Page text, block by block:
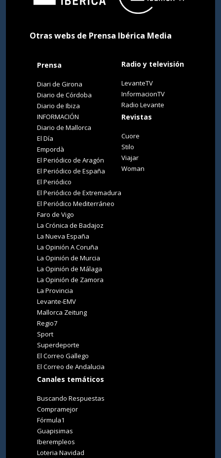
Otras webs de Prensa Ibérica Media
Prensa
Diari de Girona
Diario de Córdoba
Diario de Ibiza
INFORMACIÓN
Diario de Mallorca
El Día
Empordà
El Periódico de Aragón
El Periódico de España
El Periódico
El Periódico de Extremadura
El Periódico Mediterráneo
Faro de Vigo
La Crónica de Badajoz
La Nueva España
La Opinión A Coruña
La Opinión de Murcia
La Opinión de Málaga
La Opinión de Zamora
La Provincia
Levante-EMV
Mallorca Zeitung
Regio7
Sport
Superdeporte
El Correo Gallego
El Correo de Andalucia
Canales temáticos
Buscando Respuestas
Compramejor
Fórmula1
Guapisimas
Iberempleos
Loteria Navidad
Radio y televisión
LevanteTV
InformacionTV
Radio Levante
Revistas
Cuore
Stilo
Viajar
Woman